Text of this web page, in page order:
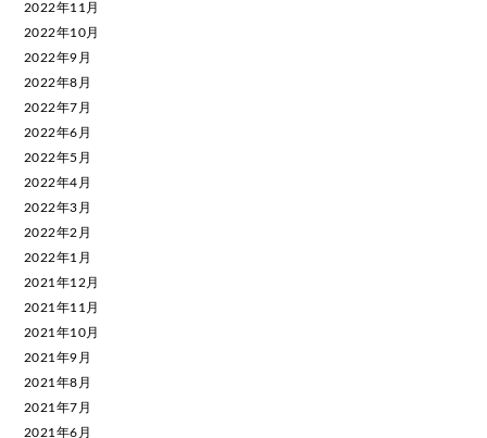
2022年11月
2022年10月
2022年9月
2022年8月
2022年7月
2022年6月
2022年5月
2022年4月
2022年3月
2022年2月
2022年1月
2021年12月
2021年11月
2021年10月
2021年9月
2021年8月
2021年7月
2021年6月